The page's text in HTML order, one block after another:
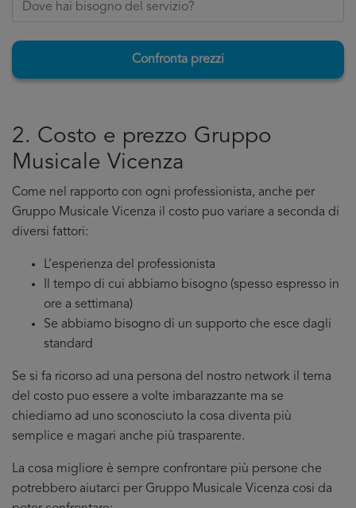
Confronta prezzi
2. Costo e prezzo Gruppo
Musicale Vicenza
Come nel rapporto con ogni professionista, anche per
Gruppo Musicale Vicenza il costo puo variare a seconda di
diversi fattori:
L’esperienza del professionista
Il tempo di cui abbiamo bisogno (spesso espresso in
ore a settimana)
Se abbiamo bisogno di un supporto che esce dagli
standard
Se si fa ricorso ad una persona del nostro network il tema
del costo puo essere a volte imbarazzante ma se
chiediamo ad uno sconosciuto la cosa diventa più
semplice e magari anche più trasparente.
La cosa migliore è sempre confrontare più persone che
potrebbero aiutarci per Gruppo Musicale Vicenza cosi da